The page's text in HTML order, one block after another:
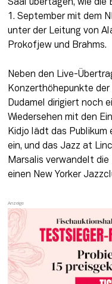
Saal übertagen, wie die
1. September mit dem
unter der Leitung von
Prokofjew und Brahms.
Neben den Live-
Konzerthöhepunkte
Dudamel dirigiert noch
Wiedersehen mit den
Kidjo lädt das Publikum
ein, und das Jazz at
Marsalis verwandelt die
einen New Yorker